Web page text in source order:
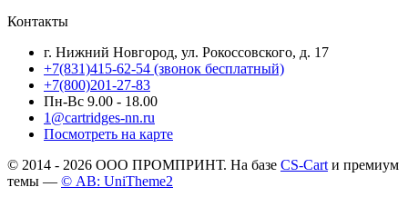
Контакты
г. Нижний Новгород, ул. Рокоссовского, д. 17
+7(831)415-62-54 (звонок бесплатный)
+7(800)201-27-83
Пн-Вс 9.00 - 18.00
1@cartridges-nn.ru
Посмотреть на карте
© 2014 - 2026 ООО ПРОМПРИНТ. На базе CS-Cart и премиум
темы — © AB: UniTheme2